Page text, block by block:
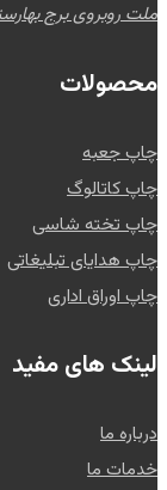
ملت روبروی برج
محصولات
چاپ جعبه
چاپ کاتالوگ
چاپ تخته شاسی
چاپ هدایای تبلیغاتی
چاپ اوراق اداری
لینک های مفید
درباره ما
خدمات ما